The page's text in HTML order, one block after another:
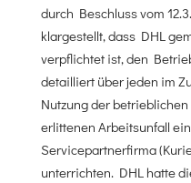
durch Beschluss vom
klargestellt, dass DHL
verpflichtet ist, den
detailliert über jeden im
Nutzung der
erlittenen Arbeitsunfall
Servicepartnerfirma
unterrichten. DHL hatte